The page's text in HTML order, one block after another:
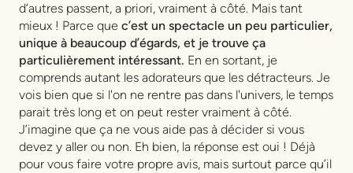
d’autres passent, a priori, vraiment à côté. Mais tant
mieux ! Parce que c’est un spectacle un peu particulier,
unique à beaucoup d’égards, et je trouve ça
particulièrement intéressant. En en sortant, je
comprends autant les adorateurs que les détracteurs. Je
vois bien que si l'on ne rentre pas dans l'univers, le temps
parait très long et on peut rester vraiment à côté.
J’imagine que ça ne vous aide pas à décider si vous
devez y aller ou non. Eh bien, la réponse est oui ! Déjà
pour vous faire votre propre avis, mais surtout parce qu’il